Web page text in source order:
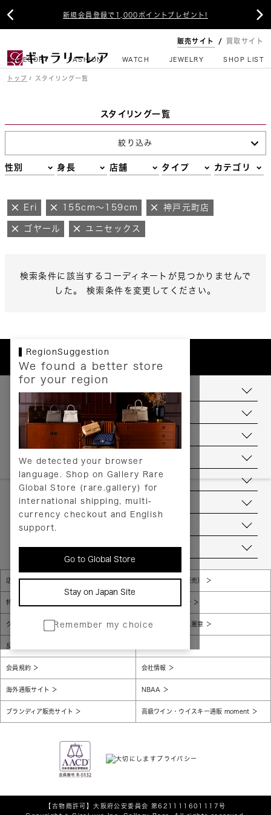
新規会員登録で1,000ポイントプレゼント!
 
販売サイト 買取サイト
CATEGORY FASHION WATCH JEWELRY SHOP LIST
トップ スタイリング一覧
スタイリング一覧
絞り込み
性別 身長 店舗 タイプ カテゴリ
Eri 155cm～159cm 神戸元町店
ゴヤール ユニセックス
検索条件に該当するコーディネートが見つかりませんで
した。 検索条件を変更してください。
RegionSuggestion
We found a better store
for your region
We detected your browser
language. Shop on Gallery Rare
Global Store (rare.gallery) for
international shipping, multi-
currency checkout and English
support.
Go to Global Store
Stay on Japan Site
Remember my choice
お支払いについて
配送について
送料について
返品について
ヘルプ
お問い合わせ
当店について
店舗一覧 販売規約（店頭販売）
特定商取引法に基づく表示 個人情報保護方針
グローバルプライバシーポリシー コンプライアンス憲章
反社会的勢力に対する基本方針
会員規約 会社情報
海外通販サイト NBAA
ブランディア販売サイト 高級ワイン・ウイスキー通販 moment
【古物商許可】大阪府公安委員会 第621111601117号